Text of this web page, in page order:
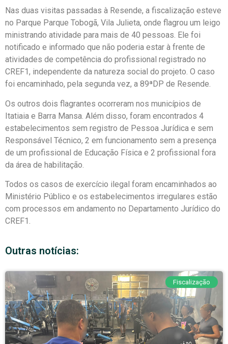
Nas duas visitas passadas à Resende, a fiscalização esteve
no Parque Parque Tobogã, Vila Julieta, onde flagrou um leigo
ministrando atividade para mais de 40 pessoas. Ele foi
notificado e informado que não poderia estar à frente de
atividades de competência do profissional registrado no
CREF1, independente da natureza social do projeto. O caso
foi encaminhado, pela segunda vez, a 89ªDP de Resende.
Os outros dois flagrantes ocorreram nos municípios de
Itatiaia e Barra Mansa. Além disso, foram encontrados 4
estabelecimentos sem registro de Pessoa Jurídica e sem
Responsável Técnico, 2 em funcionamento sem a presença
de um profissional de Educação Física e 2 profissional fora
da área de habilitação.
Todos os casos de exercício ilegal foram encaminhados ao
Ministério Público e os estabelecimentos irregulares estão
com processos em andamento no Departamento Jurídico do
CREF1.
Outras notícias:
Fiscalização